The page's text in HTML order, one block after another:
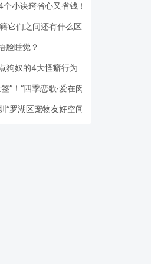
小诀窍省心又省钱！
它们之间还有什么区别？
脸睡觉？
狗奴的4大怪癖行为
”！“四季恋歌·爱在闵行”携宠交友引领
罗湖区宠物友好空间活动周”启动